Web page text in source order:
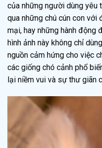
của những người dùng yêu
qua những chú cún con
mại, hay những hành động
hình ảnh này không chỉ
nguồn cảm hứng cho việc
các giống chó cảnh phổ
lại niềm vui và sự thư giãn